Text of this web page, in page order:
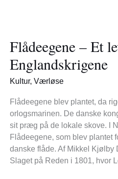
Flådeegene – Et
Englandskrigene
Kultur, Værløse
Flådeegene blev plantet, da
orlogsmarinen. De danske
sit præg på de lokale skove. I
Flådeegene, som blev plantet
danske flåde. Af Mikkel Kjølby
Slaget på Reden i 1801, hvor
Et
levn
fra
Englandskrigene